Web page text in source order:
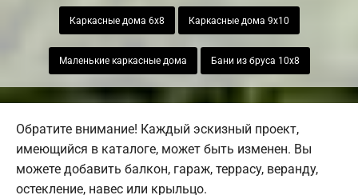
Каркасные дома 6х8 Каркасные дома 9х10
Маленькие каркасные дома Бани из бруса 10х8
Обратите внимание! Каждый эскизный проект,
имеющийся в каталоге, может быть изменен. Вы
можете добавить балкон, гараж, террасу, веранду,
остекление, навес или крыльцо.